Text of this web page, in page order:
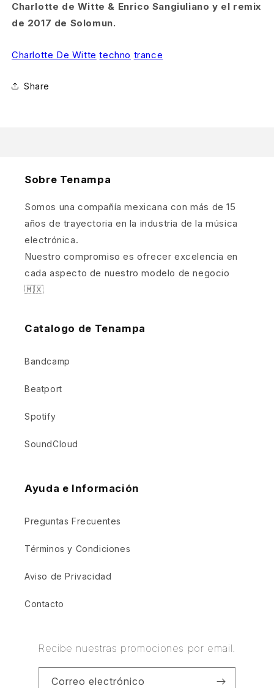
Charlotte de Witte & Enrico Sangiuliano y el remix
de 2017 de Solomun.
Charlotte De Witte techno trance
Share
Sobre Tenampa
Somos una compañía mexicana con más de 15
años de trayectoria en la industria de la música
electrónica.
Nuestro compromiso es ofrecer excelencia en
cada aspecto de nuestro modelo de negocio
🇲🇽
Catalogo de Tenampa
Bandcamp
Beatport
Spotify
SoundCloud
Ayuda e Información
Preguntas Frecuentes
Términos y Condiciones
Aviso de Privacidad
Contacto
Recibe nuestras promociones por email.
Correo electrónico